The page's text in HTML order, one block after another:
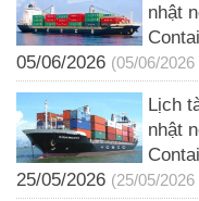
nhật
05/06/2026 (05/06/2026
Lịch
nhật
25/05/2026 (25/05/2026